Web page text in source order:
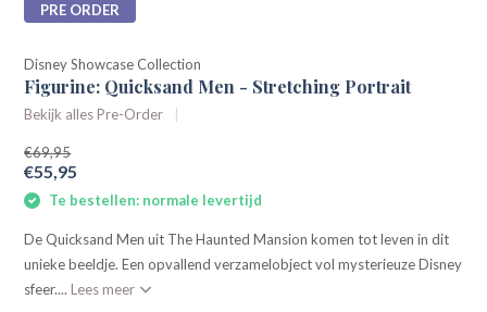
PRE ORDER
Disney Showcase Collection
Figurine: Quicksand Men - Stretching Portrait
Bekijk alles Pre-Order
€69,95
€55,95
Te bestellen: normale levertijd
De Quicksand Men uit The Haunted Mansion komen tot leven in dit
unieke beeldje. Een opvallend verzamelobject vol mysterieuze Disney
sfeer.... Lees meer